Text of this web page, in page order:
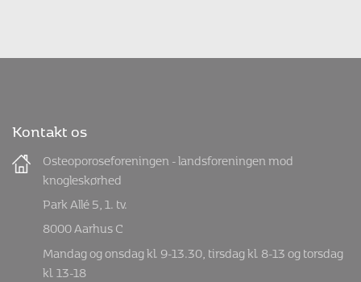
Kontakt os
Osteoporoseforeningen - landsforeningen mod
knogleskørhed
Park Allé 5, 1. tv.
8000 Aarhus C
Mandag og onsdag kl. 9-13.30, tirsdag kl. 8-13 og torsdag
kl. 13-18